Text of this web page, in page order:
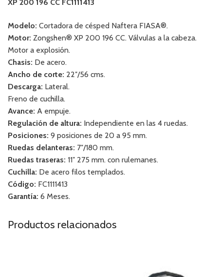
XP 200 196 CC FC1111413
Modelo: Cortadora de césped Naftera FIASA®.
Motor: Zongshen® XP 200 196 CC. Válvulas a la cabeza.
Motor a explosión.
Chasis: De acero.
Ancho de corte: 22″/56 cms.
Descarga: Lateral.
Freno de cuchilla.
Avance: A empuje.
Regulación de altura: Independiente en las 4 ruedas.
Posiciones: 9 posiciones de 20 a 95 mm.
Ruedas delanteras: 7″/180 mm.
Ruedas traseras: 11″ 275 mm. con rulemanes.
Cuchilla: De acero filos templados.
Código: FC1111413
Garantía: 6 Meses.
Productos relacionados